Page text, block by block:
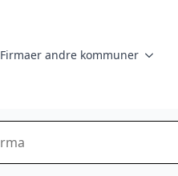
Firmaer andre kommuner